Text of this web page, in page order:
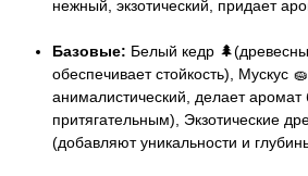
нежный, экзотический, придает
Базовые: Белый кедр
обеспечивает стойкость), Мускус
анималистический, делает аромат
притягательным), Экзотические
(добавляют уникальности и